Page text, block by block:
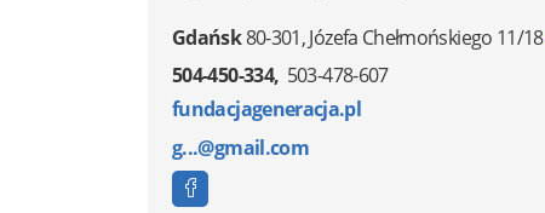
Gdańsk80-301,Józefa Chełmońskiego 11/18
504-450-334 503-478-607
fundacjageneracja.pl
g...@gmail.com